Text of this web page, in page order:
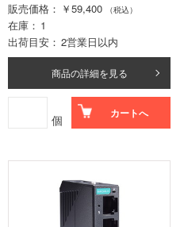
販売価格
￥59,400 （税込）
在庫
1
出荷目安
2営業日以内
商品の詳細を見る
個 カートへ